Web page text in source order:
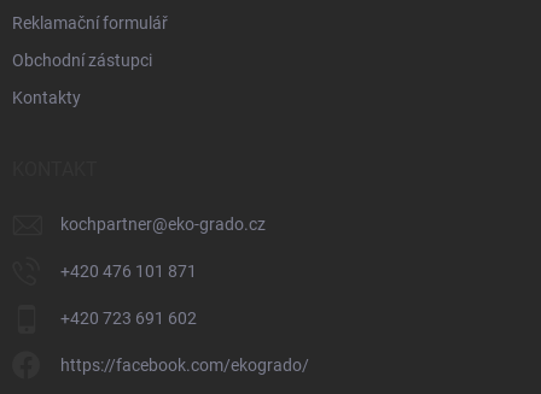
Reklamační formulář
Obchodní zástupci
Kontakty
kochpartner@eko-grado.cz
+420 476 101 871
+420 723 691 602
https://facebook.com/ekogrado/